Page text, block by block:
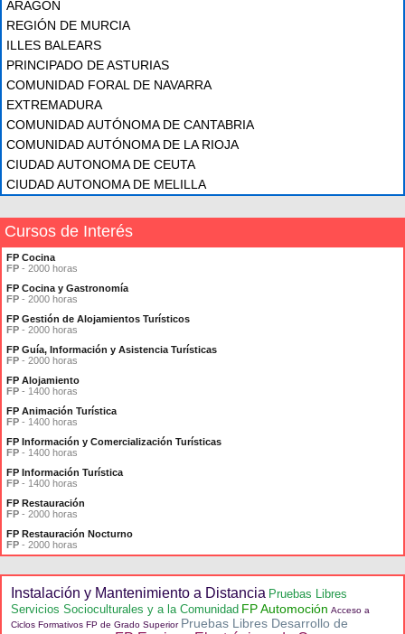
ARAGÓN
REGIÓN DE MURCIA
ILLES BALEARS
PRINCIPADO DE ASTURIAS
COMUNIDAD FORAL DE NAVARRA
EXTREMADURA
COMUNIDAD AUTÓNOMA DE CANTABRIA
COMUNIDAD AUTÓNOMA DE LA RIOJA
CIUDAD AUTONOMA DE CEUTA
CIUDAD AUTONOMA DE MELILLA
Cursos de Interés
FP Cocina
FP - 2000 horas
FP Cocina y Gastronomía
FP - 2000 horas
FP Gestión de Alojamientos Turísticos
FP - 2000 horas
FP Guía, Información y Asistencia Turísticas
FP - 2000 horas
FP Alojamiento
FP - 1400 horas
FP Animación Turística
FP - 1400 horas
FP Información y Comercialización Turísticas
FP - 1400 horas
FP Información Turística
FP - 1400 horas
FP Restauración
FP - 2000 horas
FP Restauración Nocturno
FP - 2000 horas
Instalación y Mantenimiento a Distancia Pruebas Libres
Servicios Socioculturales y a la Comunidad FP Automoción Acceso a
Ciclos Formativos FP de Grado Superior Pruebas Libres Desarrollo de